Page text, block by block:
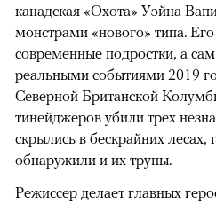
канадская «Охота» Уэйна
монстрами «нового» типа.
современные подростки, а
реальными событиями 2019
Северной Британской
тинейджеров убили трех
скрылись в бескрайних лесах,
обнаружили и их трупы.
Режиссер делает главных